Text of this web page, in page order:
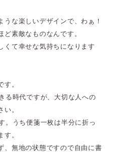
うな楽しいデザインで、わぁ！
ど素敵なものなんです。
くて幸せな気持ちになります
。
る時代ですが、大切な人への
い。
。うち便箋一枚は半分に折っ
す。
、無地の状態ですので自由に書